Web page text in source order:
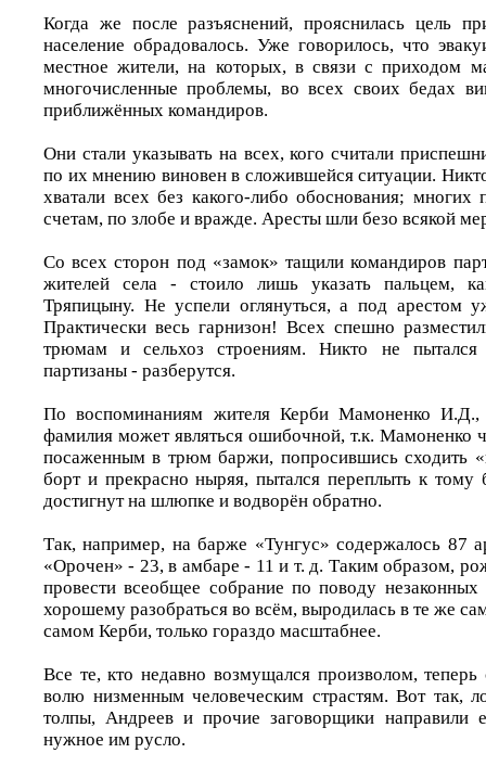
Когда же после разъяснений, прояснилась цель
население обрадовалось. Уже говорилось, что
местное жители, на которых, в связи с приходом
многочисленные проблемы, во всех своих бедах
приближённых командиров.
Они стали указывать на всех, кого считали
по их мнению виновен в сложившейся ситуации.
хватали всех без какого-либо обоснования;
счетам, по злобе и вражде. Аресты шли безо всякой
Со всех сторон под «замок» тащили командиров
жителей села - стоило лишь указать пальцем,
Тряпицыну. Не успели оглянуться, а под арестом
Практически весь гарнизон! Всех спешно
трюмам и сельхоз строениям. Никто не
партизаны - разберутся.
По воспоминаниям жителя Керби Мамоненко И.Д.,
фамилия может являться ошибочной, т.к. Мамоненко
посаженным в трюм баржи, попросившись сходить
борт и прекрасно ныряя, пытался переплыть к
достигнут на шлюпке и водворён обратно.
Так, например, на барже «Тунгус» содержалось 87
«Орочен» - 23, в амбаре - 11 и т. д. Таким образом,
провести всеобщее собрание по поводу
хорошему разобраться во всём, выродилась в те же
самом Керби, только гораздо масштабнее.
Все те, кто недавно возмущался произволом,
волю низменным человеческим страстям. Вот так,
толпы, Андреев и прочие заговорщики направили
нужное им русло.